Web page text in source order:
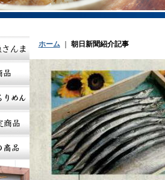
ホーム｜ 朝日新聞紹介記事